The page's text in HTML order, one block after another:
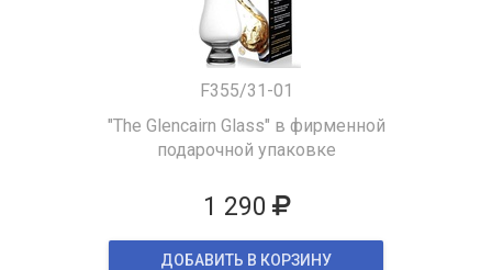
F355/31-01
"The Glencairn Glass" в фирменной
подарочной упаковке
1 290
ДОБАВИТЬ В КОРЗИНУ